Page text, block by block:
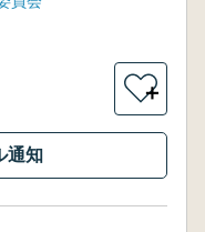
＋
通知